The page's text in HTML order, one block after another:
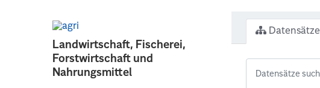
Landwirtschaft, Fischerei,
Forstwirtschaft und
Nahrungsmittel
Datensätze